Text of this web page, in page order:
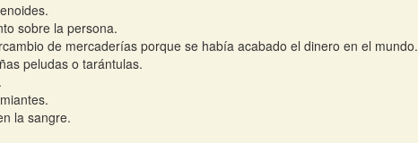
sobre la persona.
de mercaderías porque se había acabado el dinero en el mundo.
peludas o tarántulas.
la sangre.